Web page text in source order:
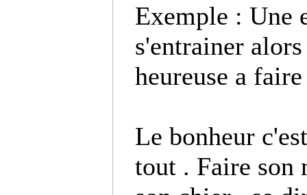
Exemple : Une
s'entrainer
heureuse a
Le bonheur
tout . Faire son